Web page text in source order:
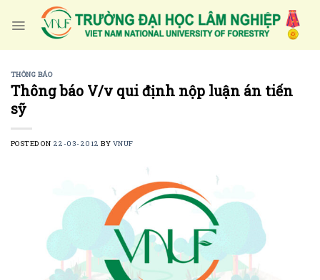
THÔNG BÁO
Thông báo V/v qui định nộp luận án tiến
sỹ
POSTED ON 22-03-2012 BY VNUF